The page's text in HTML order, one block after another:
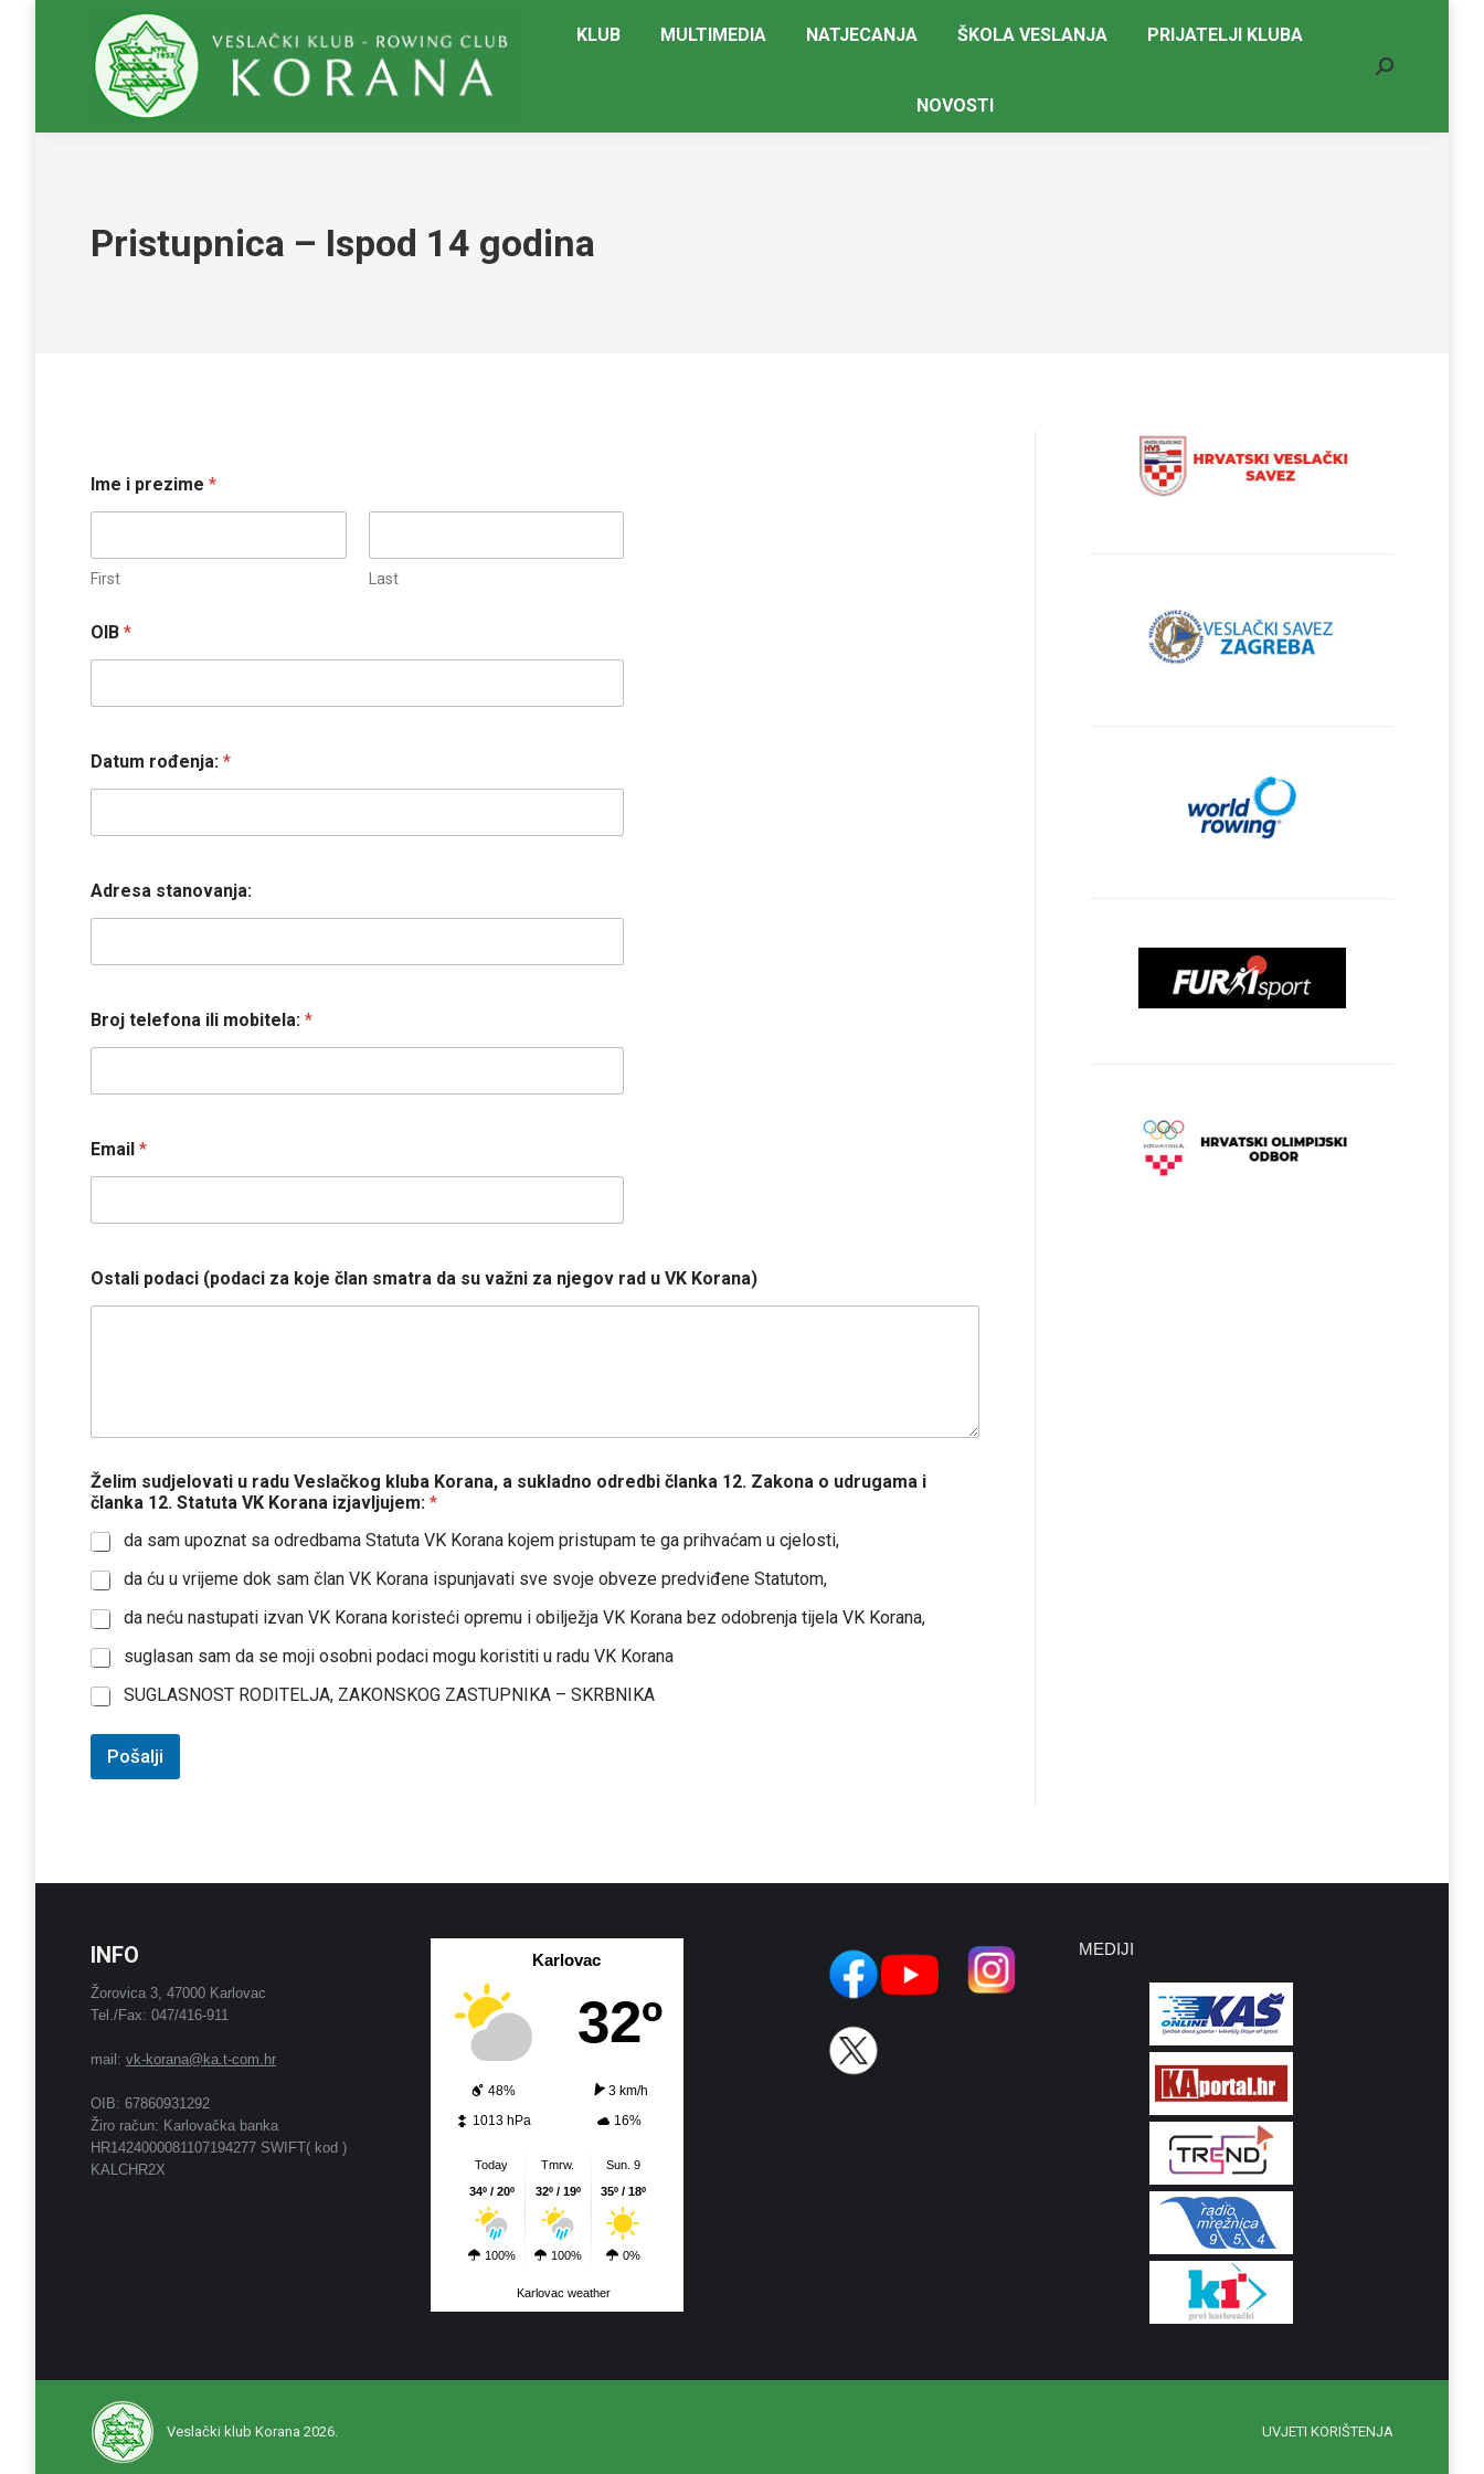
KLUB MULTIMEDIA NATJECANJA ŠKOLA VESLANJA PRIJATELJI KLUBA
NOVOSTI
Search:
Pristupnica – Ispod 14 godina
Ime i prezime *
First Last
OIB *
Datum rođenja: *
Adresa stanovanja:
Broj telefona ili mobitela: *
Email *
Ostali podaci (podaci za koje član smatra da su važni za njegov rad u VK Korana)
Želim sudjelovati u radu Veslačkog kluba Korana, a sukladno odredbi članka 12. Zakona o udrugama i
članka 12. Statuta VK Korana izjavljujem: *
da sam upoznat sa odredbama Statuta VK Korana kojem pristupam te ga prihvaćam u cjelosti,
da ću u vrijeme dok sam član VK Korana ispunjavati sve svoje obveze predviđene Statutom,
da neću nastupati izvan VK Korana koristeći opremu i obilježja VK Korana bez odobrenja tijela VK Korana,
suglasan sam da se moji osobni podaci mogu koristiti u radu VK Korana
SUGLASNOST RODITELJA, ZAKONSKOG ZASTUPNIKA – SKRBNIKA
Pošalji
INFO
Žorovica 3, 47000 Karlovac
Tel./Fax: 047/416-911
mail: vk-korana@ka.t-com.hr
OIB: 67860931292
Žiro račun: Karlovačka banka
HR1424000081107194277 SWIFT( kod )
KALCHR2X
Karlovac
32º
48%
3 km/h
1013 hPa
16%
Today
34º / 20º
100%
Tmrw.
32º / 19º
100%
Sun. 9
35º / 18º
0%
Karlovac weather
MEDIJI
Veslački klub Korana 2026. UVJETI KORIŠTENJA